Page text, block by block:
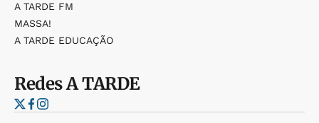
A TARDE FM
MASSA!
A TARDE EDUCAÇÃO
RedesA TARDE